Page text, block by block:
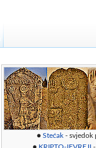
●Stećak - svjedok